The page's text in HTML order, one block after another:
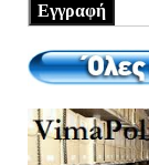
Εγγραφή